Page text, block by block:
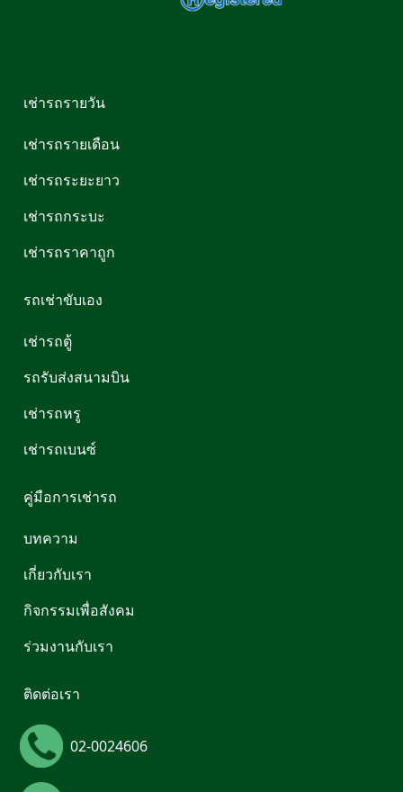
เช่ารถรายวัน
เช่ารถรายเดือน
เช่ารถระยะยาว
เช่ารถกระบะ
เช่ารถราคาถูก
รถเช่าขับเอง
เช่ารถตู้
รถรับส่งสนามบิน
เช่ารถหรู
เช่ารถเบนซ์
คู่มือการเช่ารถ
บทความ
เกี่ยวกับเรา
กิจกรรมเพื่อสังคม
ร่วมงานกับเรา
ติดต่อเรา
02-0024606